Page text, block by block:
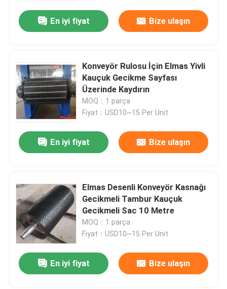
Ürünler
VİDEOLAR
Hakkımızda
En iyi fiyat Bize ulaşın
Konveyör Rulosu İçin Elmas Yivli
Kauçuk Gecikme Sayfası
Üzerinde Kaydırın
MOQ：1 parça
Fiyat：USD10~15 Per Unit
En iyi fiyat Bize ulaşın
Elmas Desenli Konveyör Kasnağı
Gecikmeli Tambur Kauçuk
Gecikmeli Sac 10 Metre
MOQ：1 parça
Fiyat：USD10~15 Per Unit
En iyi fiyat Bize ulaşın